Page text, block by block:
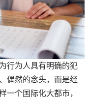
为人具有明确的犯
偶然的念头，而是经
一个国际化大都市，